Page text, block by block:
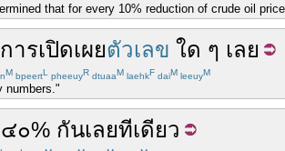
that for every 10% reduction of crude oil
การเปิดเผยตัวเลข ใด ๆ เลย
M bpeertL pheeuyR dtuaaM laehkF daiM leeuyM
numbers."
๔๐% กันเลยทีเดียว